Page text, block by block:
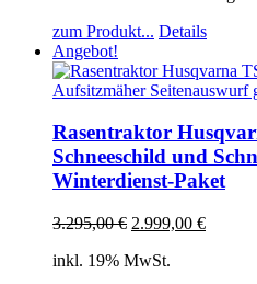
zum Produkt... Details
Angebot!
Rasentraktor
Schneeschild und
Winterdienst-Paket
3.295,00€ 2.999,00 €
inkl. 19% MwSt.